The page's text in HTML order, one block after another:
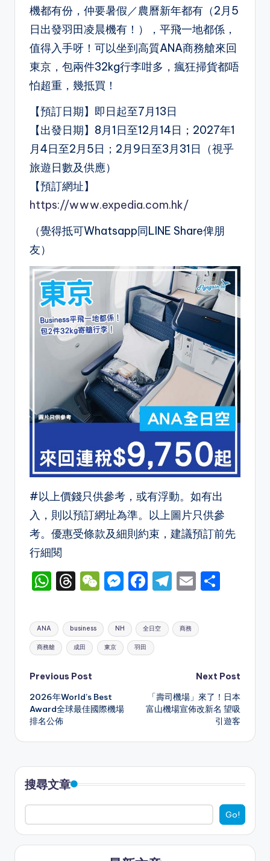
機都有份，仲要暑假／農曆新年都有（2月5
日出發羽田凌晨機有！），平飛一地都係，
值得入手呀！可以坐到高質ANA商務艙來回
東京，包兩件32kg行李咁多，瘋狂掃貨都唔
怕超重，幾抵買！
【預訂日期】即日起至7月13日
【出發日期】8月1日至12月14日；2027年1
月4日至2月5日；2月9日至3月31日（視乎
旅遊日數及供應）
【預訂網址】
https://www.expedia.com.hk/
（覺得抵可Whatsapp同LINE Share俾朋
友）
#以上價錢只供參考，或有浮動。如有出
入，則以預訂網址為準。以上圖片只供參
考。優惠受條款及細則約束，建議預訂前先
行細閱
W
a
ts
A
p
p
T
e
a
d
s
W
C
h
a
M
s
s
e
er
F
c
e
b
o
k
T
e
gr
E
ai
l
Tags:
ANA business NH 全日空 商務
商務艙 成田 東京 羽田
Post
navigation
Previous Post
2026年World’s Best
Award全球最佳國際機場
排名公佈
Next Post
「壽司機場」來了！日本
富山機場宣佈改新名 望吸
引遊客
搜尋文章
Go!